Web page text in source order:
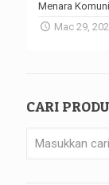
Menara
Mac 29,
CARI